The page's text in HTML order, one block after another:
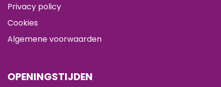
Privacy policy
Cookies
Algemene voorwaarden
OPENINGSTIJDEN